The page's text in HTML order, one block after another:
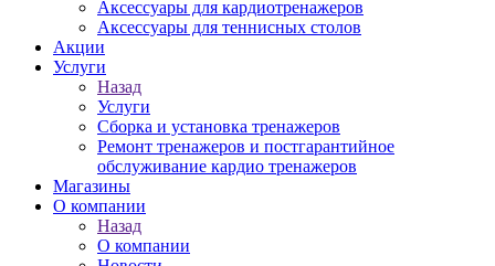
Аксессуары для кардиотренажеров
Аксессуары для теннисных столов
Акции
Услуги
Назад
Услуги
Сборка и установка тренажеров
Ремонт тренажеров и постгарантийное
обслуживание кардио тренажеров
Магазины
О компании
Назад
О компании